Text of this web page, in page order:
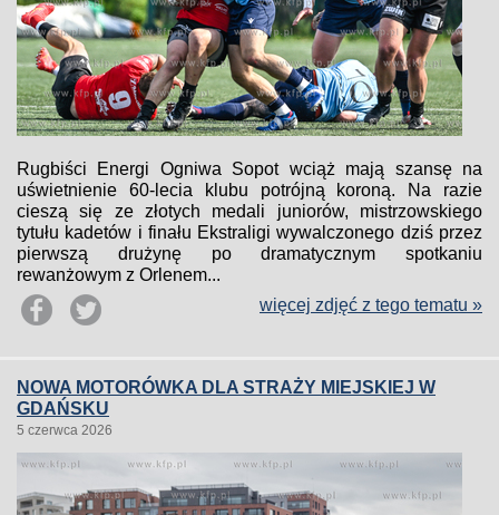
Rugbiści Energi Ogniwa Sopot wciąż mają szansę na
uświetnienie 60-lecia klubu potrójną koroną. Na razie
cieszą się ze złotych medali juniorów, mistrzowskiego
tytułu kadetów i finału Ekstraligi wywalczonego dziś przez
pierwszą drużynę po dramatycznym spotkaniu
rewanżowym z Orlenem...
więcej zdjęć z tego tematu »
NOWA MOTORÓWKA DLA STRAŻY MIEJSKIEJ W
GDAŃSKU
5 czerwca 2026